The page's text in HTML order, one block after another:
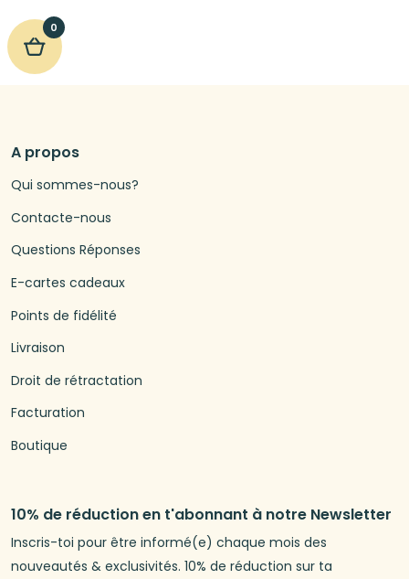
0
A propos
Qui sommes-nous?
Contacte-nous
Questions Réponses
E-cartes cadeaux
Points de fidélité
Livraison
Droit de rétractation
Facturation
Boutique
10% de réduction en t'abonnant à notre Newsletter
Inscris-toi pour être informé(e) chaque mois des
nouveautés & exclusivités. 10% de réduction sur ta